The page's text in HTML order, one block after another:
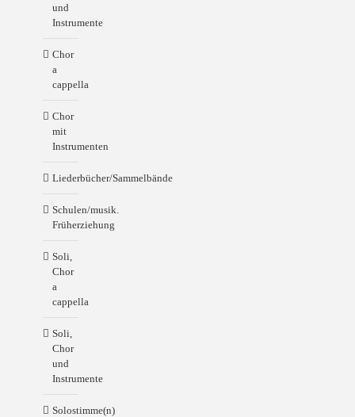
und
Instrumente
Chor
a
cappella
Chor
mit
Instrumenten
Liederbücher/Sammelbände
Schulen/musik.
Früherziehung
Soli,
Chor
a
cappella
Soli,
Chor
und
Instrumente
Solostimme(n)